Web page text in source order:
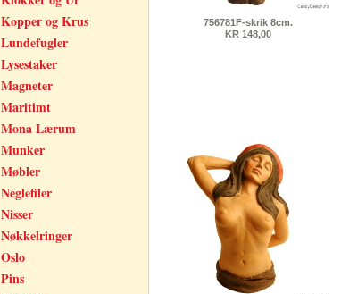
Kopper og Krus
Lundefugler
Lysestaker
Magneter
Maritimt
Mona Lærum
Munker
Møbler
Neglefiler
Nisser
Nøkkelringer
Oslo
Pins
756781F-skrik 8cm.
KR 148,00